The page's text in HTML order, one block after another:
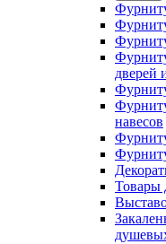
дверей
навесов
Товары